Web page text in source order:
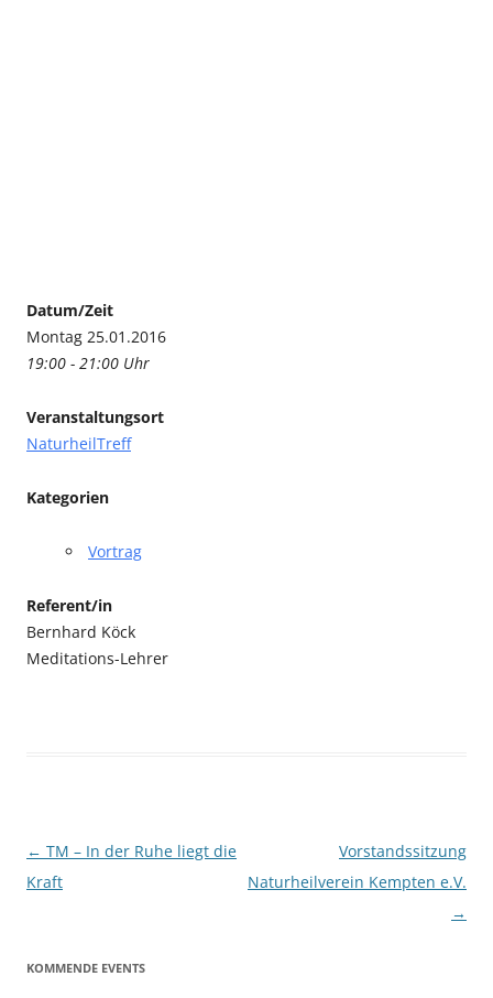
Datum/Zeit
Montag 25.01.2016
19:00 - 21:00 Uhr
Veranstaltungsort
NaturheilTreff
Kategorien
Vortrag
Referent/in
Bernhard Köck
Meditations-Lehrer
Beitragsnavigation
← TM – In der Ruhe liegt die
Kraft
Vorstandssitzung
Naturheilverein Kempten e.V.
→
KOMMENDE EVENTS